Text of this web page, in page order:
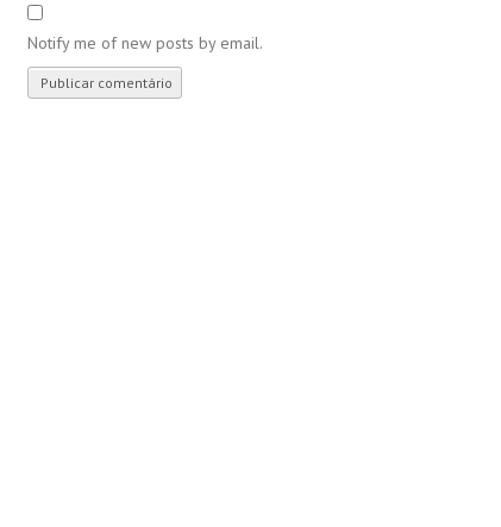
Notify me of new posts by email.